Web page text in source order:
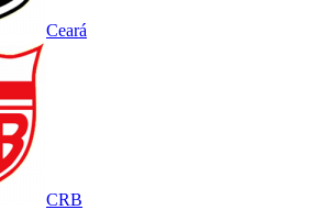
Ceará
CRB